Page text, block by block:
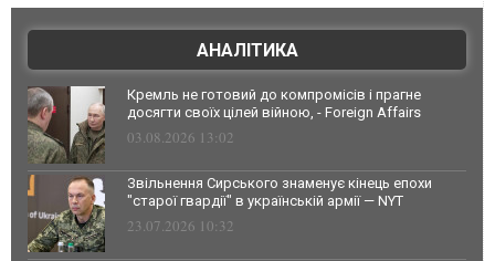
АНАЛІТИКА
Кремль не готовий до компромісів і прагне
досягти своїх цілей війною, - Foreign Affairs
03.08.2026 13:02
Звільнення Сирського знаменує кінець епохи
"старої гвардії" в українській армії — NYT
23.07.2026 10:32